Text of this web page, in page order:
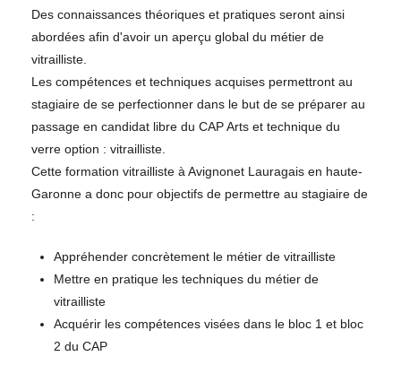
Des connaissances théoriques et pratiques seront ainsi
abordées afin d'avoir un aperçu global du métier de
vitrailliste.
Les compétences et techniques acquises permettront au
stagiaire de se perfectionner dans le but de se préparer au
passage en candidat libre du CAP Arts et technique du
verre option : vitrailliste.
Cette formation vitrailliste à Avignonet Lauragais en haute-
Garonne a donc pour objectifs de permettre au stagiaire de
:
Appréhender concrètement le métier de vitrailliste
Mettre en pratique les techniques du métier de
vitrailliste
Acquérir les compétences visées dans le bloc 1 et bloc
2 du CAP